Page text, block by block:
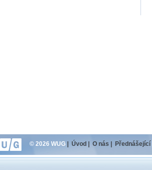
© 2026 WUG Úvod O nás Přednášející